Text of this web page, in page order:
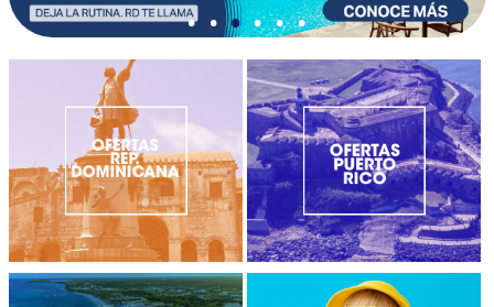
• • • • • •